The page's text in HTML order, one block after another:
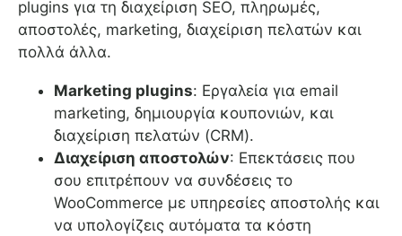
plugins για τη διαχείριση SEO, πληρωμές,
αποστολές, marketing, διαχείριση πελατών και
πολλά άλλα.
Marketing plugins: Εργαλεία για email
marketing, δημιουργία κουπονιών, και
διαχείριση πελατών (CRM).
Διαχείριση αποστολών: Επεκτάσεις που
σου επιτρέπουν να συνδέσεις το
WooCommerce με υπηρεσίες αποστολής και
να υπολογίζεις αυτόματα τα κόστη